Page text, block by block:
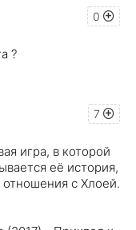
0
?
7
игра, в которой
её история,
с Хлоей.